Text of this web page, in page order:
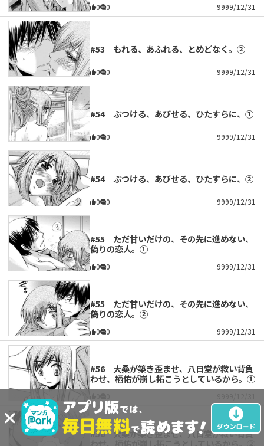
0 0 9999/12/31
#53 もれる、あふれる、とめどなく。②
0 0 9999/12/31
#54 ぶつける、あびせる、ひたすらに、①
0 0 9999/12/31
#54 ぶつける、あびせる、ひたすらに、②
0 0 9999/12/31
#55 ただ甘いだけの、その先に進めない、
偽りの恋人。①
0 0 9999/12/31
#55 ただ甘いだけの、その先に進めない、
偽りの恋人。②
0 0 9999/12/31
#56 大桑が築き歪ませ、八日堂が救い背負
わせ、栖佑が崩し拓こうとしているから。①
#56 大桑が築き歪ませ、八日堂が救い背負